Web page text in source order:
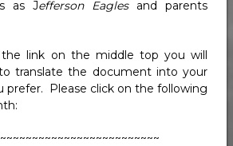
as Jefferson Eagles and parents
link on the middle top you will
translate the document into your
prefer. Please click on the following